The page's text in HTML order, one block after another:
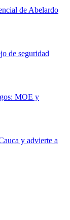
de Abelardo
de seguridad
MOE y
y advierte a